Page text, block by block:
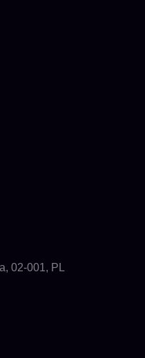
02-001, PL